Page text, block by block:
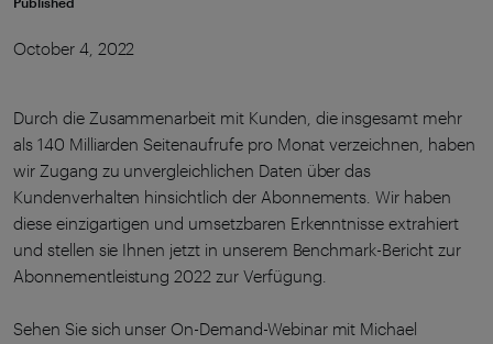
October 4, 2022
Durch die Zusammenarbeit mit Kunden, die insgesamt mehr
als 140 Milliarden Seitenaufrufe pro Monat verzeichnen, haben
wir Zugang zu unvergleichlichen Daten über das
Kundenverhalten hinsichtlich der Abonnements. Wir haben
diese einzigartigen und umsetzbaren Erkenntnisse extrahiert
und stellen sie Ihnen jetzt in unserem Benchmark-Bericht zur
Abonnementleistung 2022 zur Verfügung.
Sehen Sie sich unser On-Demand-Webinar mit Michael